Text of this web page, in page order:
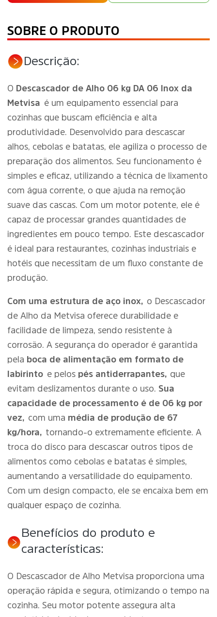
SOBRE O PRODUTO
Descrição:
O Descascador de Alho 06 kg DA 06 Inox da
Metvisa é um equipamento essencial para
cozinhas que buscam eficiência e alta
produtividade. Desenvolvido para descascar
alhos, cebolas e batatas, ele agiliza o processo de
preparação dos alimentos. Seu funcionamento é
simples e eficaz, utilizando a técnica de lixamento
com água corrente, o que ajuda na remoção
suave das cascas. Com um motor potente, ele é
capaz de processar grandes quantidades de
ingredientes em pouco tempo. Este descascador
é ideal para restaurantes, cozinhas industriais e
hotéis que necessitam de um fluxo constante de
produção.
Com uma estrutura de aço inox, o Descascador
de Alho da Metvisa oferece durabilidade e
facilidade de limpeza, sendo resistente à
corrosão. A segurança do operador é garantida
pela boca de alimentação em formato de
labirinto e pelos pés antiderrapantes, que
evitam deslizamentos durante o uso. Sua
capacidade de processamento é de 06 kg por
vez, com uma média de produção de 67
kg/hora, tornando-o extremamente eficiente. A
troca do disco para descascar outros tipos de
alimentos como cebolas e batatas é simples,
aumentando a versatilidade do equipamento.
Com um design compacto, ele se encaixa bem em
qualquer espaço de cozinha.
Benefícios do produto e
características:
O Descascador de Alho Metvisa proporciona uma
operação rápida e segura, otimizando o tempo na
cozinha. Seu motor potente assegura alta